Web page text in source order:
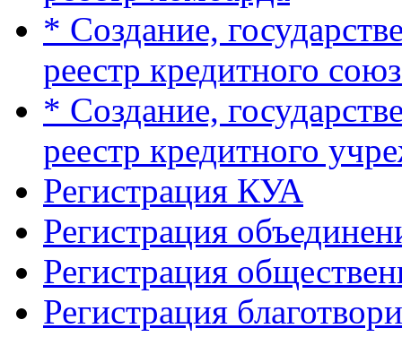
* Создание,
реестр кредитного
* Создание,
реестр кредитного
Регистрация КУА
Регистрация
Регистрация
Регистрация